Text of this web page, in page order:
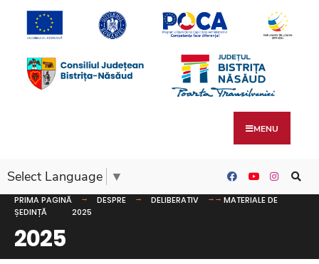
MENU
Select Language ▼
PRIMA PAGINĂ DESPRE DELIBERATIV
MATERIALE DE
ȘEDINȚĂ
2025
2025